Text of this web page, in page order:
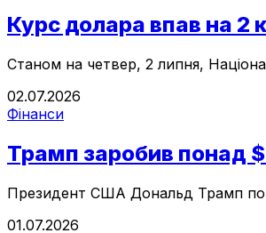
Курс долара впав на 2
Станом на четвер, 2 липня,
02.07.2026
Фінанси
Трамп заробив понад
Президент США Дональд Трамп
01.07.2026